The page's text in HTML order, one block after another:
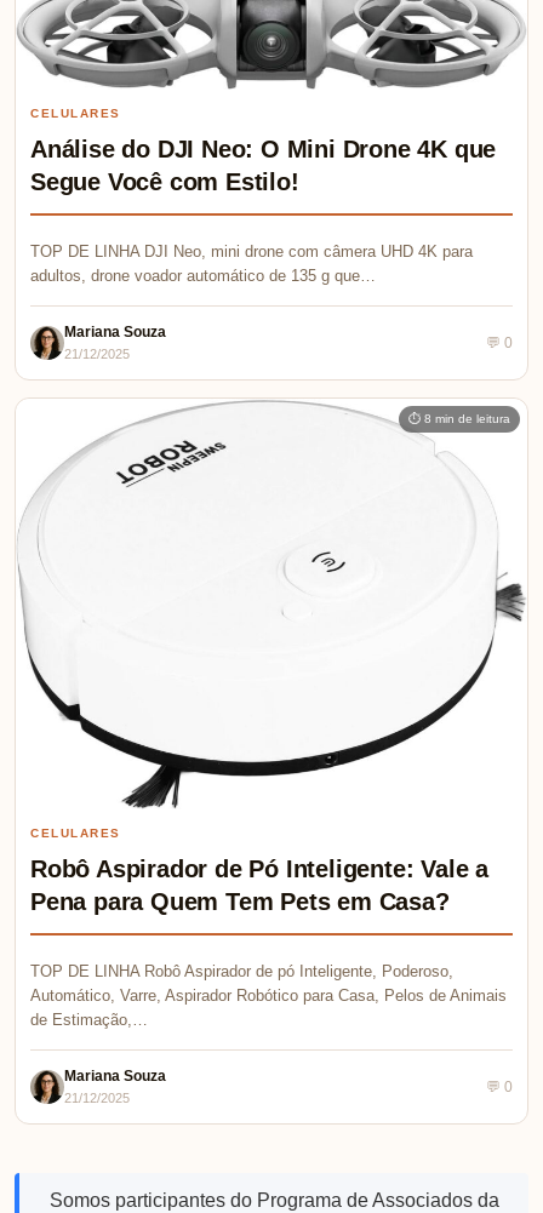
CELULARES
Análise do DJI Neo: O Mini Drone 4K que
Segue Você com Estilo!
TOP DE LINHA DJI Neo, mini drone com câmera UHD 4K para
adultos, drone voador automático de 135 g que…
Mariana Souza
21/12/2025
💬 0
⏱ 8 min de leitura
CELULARES
Robô Aspirador de Pó Inteligente: Vale a
Pena para Quem Tem Pets em Casa?
TOP DE LINHA Robô Aspirador de pó Inteligente, Poderoso,
Automático, Varre, Aspirador Robótico para Casa, Pelos de Animais
de Estimação,…
Mariana Souza
21/12/2025
💬 0
Somos participantes do Programa de Associados da